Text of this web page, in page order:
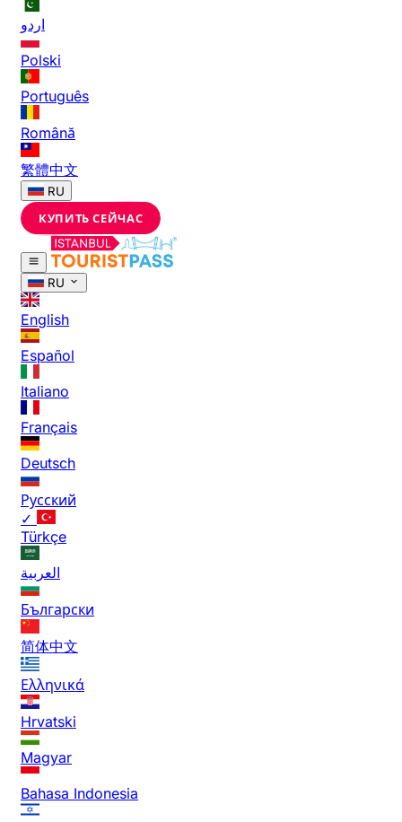
اردو
Polski
Português
Română
繁體中文
RU
КУПИТЬ СЕЙЧАС
RU
English
Español
Italiano
Français
Deutsch
Русский
✓
Türkçe
العربية
Български
简体中文
Ελληνικά
Hrvatski
Magyar
Bahasa Indonesia